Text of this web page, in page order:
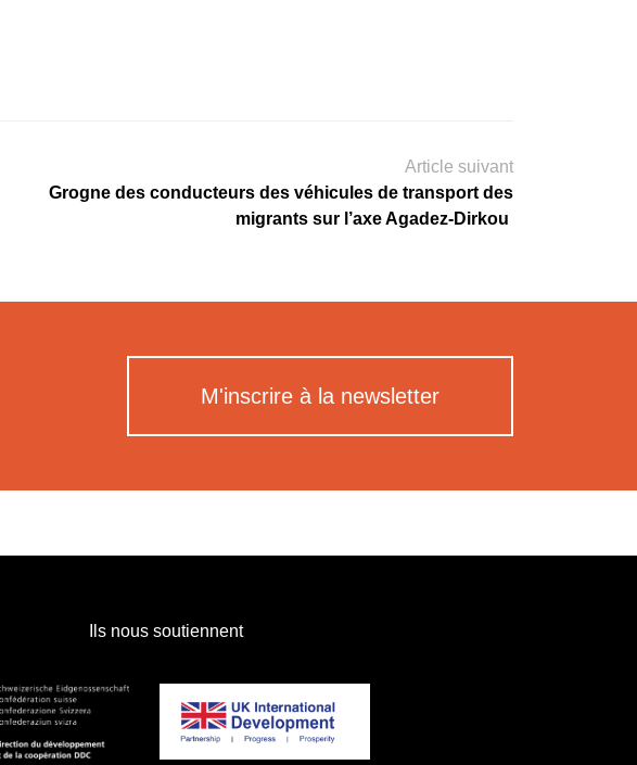
Article suivant
Grogne des conducteurs des véhicules de transport des
migrants sur l’axe Agadez-Dirkou
M'inscrire à la newsletter
Ils nous soutiennent